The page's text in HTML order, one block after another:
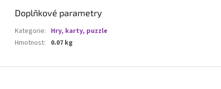
Doplňkové parametry
Kategorie: Hry, karty, puzzle
Hmotnost: 0.07 kg